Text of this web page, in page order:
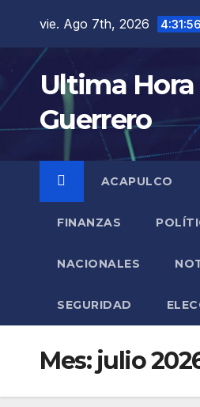
contenido
vie. Ago 7th, 2026
Ultima Hora
Guerrero
ACAPULCO
FINANZAS
NACIONALES
SEGURIDAD
Mes: julio